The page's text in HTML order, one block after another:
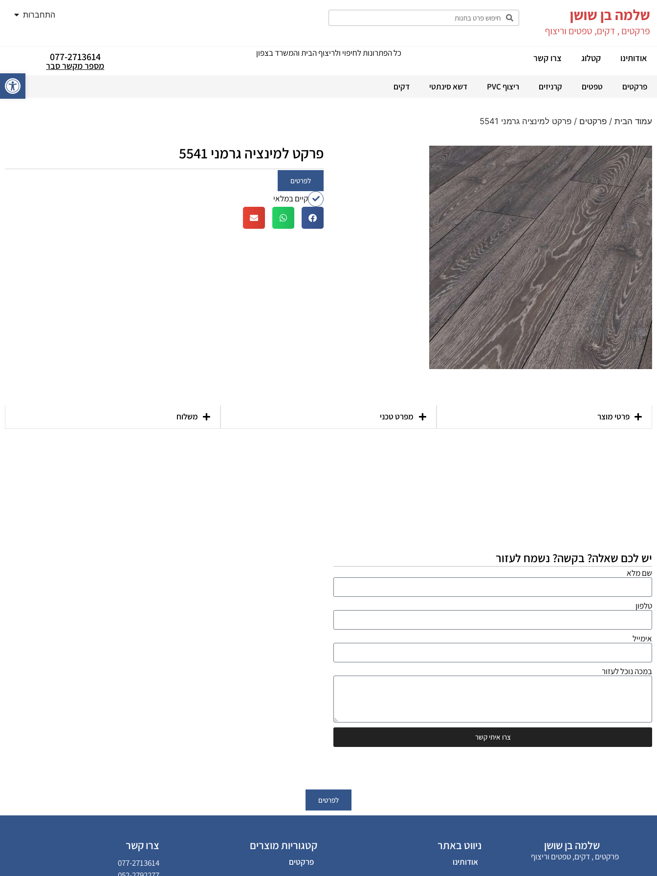
פתח
התחברות
אודותינו קטלוג צרו קשר כל הפתרונות לחיפוי ולריצוף הבית והמשרד בצפון 077-2713614
מספר מקשר סבר
פרקטים טפטים קרניזים ריצוף PVC דשא סינתטי דקים
עמוד הבית / פרקטים / פרקט למינציה גרמני 5541
פרקט למינציה גרמני 5541
לפרטים
קיים במלאי
פרטי מוצר מפרט טכני משלוח
יש לכם שאלה? בקשה? נשמח לעזור
שם מלא
טלפון
אימייל
במכה נוכל לעזור
צרו איתי קשר
לפרטים
שלמה בן שושן
פרקטים , דקים, טפטים וריצוף
ניווט באתר
אודותינו
קטגוריות מוצרים
פרקטים
צרו קשר
077-2713614